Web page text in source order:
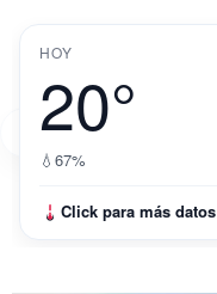
HOY
20°
💧 67%
Click para más datos